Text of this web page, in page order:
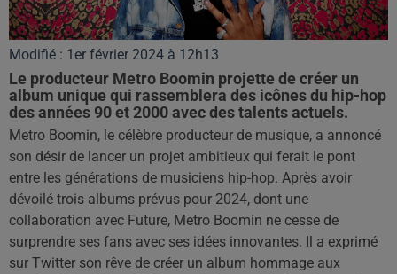
Modifié : 1er février 2024 à 12h13
Le producteur Metro Boomin projette de créer un
album unique qui rassemblera des icônes du hip-hop
des années 90 et 2000 avec des talents actuels.
Metro Boomin, le célèbre producteur de musique, a annoncé
son désir de lancer un projet ambitieux qui ferait le pont
entre les générations de musiciens hip-hop. Après avoir
dévoilé trois albums prévus pour 2024, dont une
collaboration avec Future, Metro Boomin ne cesse de
surprendre ses fans avec ses idées innovantes. Il a exprimé
sur Twitter son rêve de créer un album hommage aux